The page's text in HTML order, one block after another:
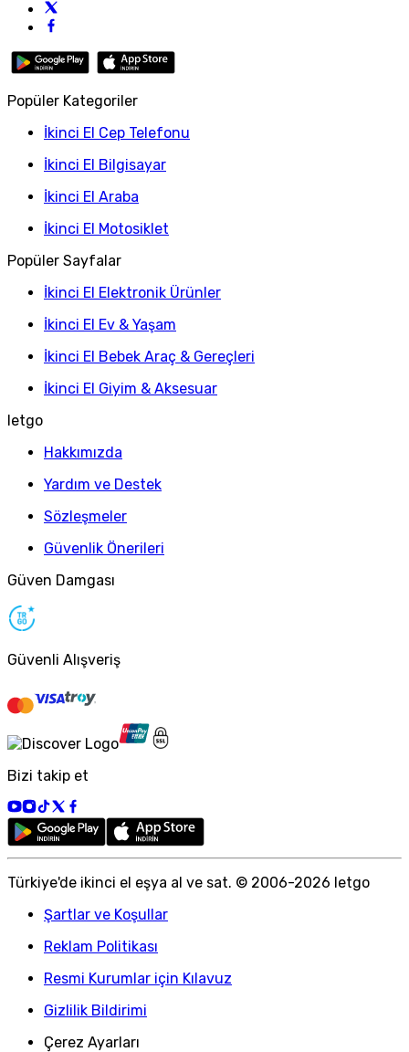
Popüler Kategoriler
İkinci El Cep Telefonu
İkinci El Bilgisayar
İkinci El Araba
İkinci El Motosiklet
Popüler Sayfalar
İkinci El Elektronik Ürünler
İkinci El Ev & Yaşam
İkinci El Bebek Araç & Gereçleri
İkinci El Giyim & Aksesuar
letgo
Hakkımızda
Yardım ve Destek
Sözleşmeler
Güvenlik Önerileri
Güven Damgası
Güvenli Alışveriş
Bizi takip et
Türkiye'de ikinci el eşya al ve sat. © 2006-2026 letgo
Şartlar ve Koşullar
Reklam Politikası
Resmi Kurumlar için Kılavuz
Gizlilik Bildirimi
Çerez Ayarları